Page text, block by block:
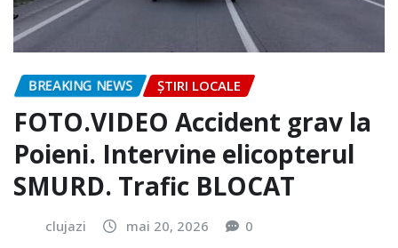
BREAKING NEWS ȘTIRI LOCALE
FOTO.VIDEO Accident grav la
Poieni. Intervine elicopterul
SMURD. Trafic BLOCAT
clujazi mai 20, 2026 0